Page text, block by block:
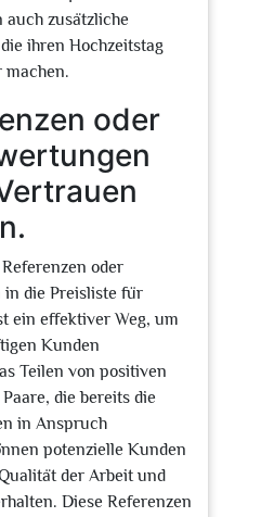
auch zusätzliche
ihren Hochzeitstag
machen.
oder
oder
die Preisliste für
ein effektiver Weg, um
Kunden
Teilen von positiven
die bereits die
in Anspruch
potenzielle Kunden
der Arbeit und
Diese Referenzen